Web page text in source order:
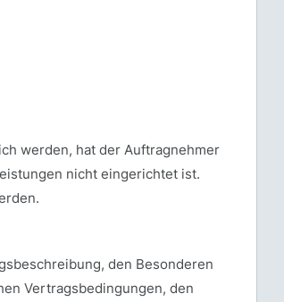
werden, hat der Auftragnehmer
nicht eingerichtet ist.
den Besonderen
Vertragsbedingungen, den